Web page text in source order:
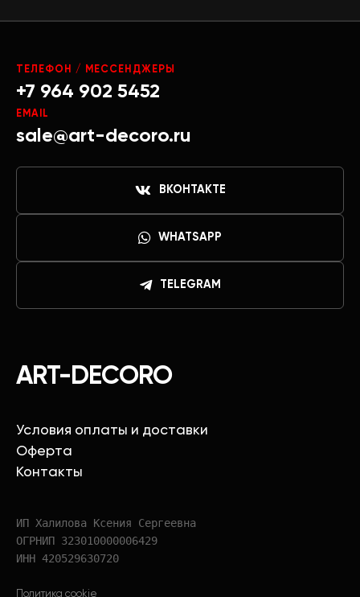
ART-DECORO
Условия оплаты и доставки
Оферта
Контакты
ИП Халилова Ксения Сергеевна
ОГРНИП 323010000006429
ИНН 420529630720
Политика cookie
ТЕЛЕФОН / МЕССЕНДЖЕРЫ
+7 964 902 5452
EMAIL
sale@art-decoro.ru
ВКОНТАКТЕ
WHATSAPP
TELEGRAM